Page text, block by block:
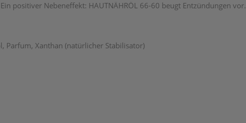
positiver Nebeneffekt: HAUTNÄHRÖL 66-60 beugt Entzündungen vor.
Parfum, Xanthan (natürlicher Stabilisator)